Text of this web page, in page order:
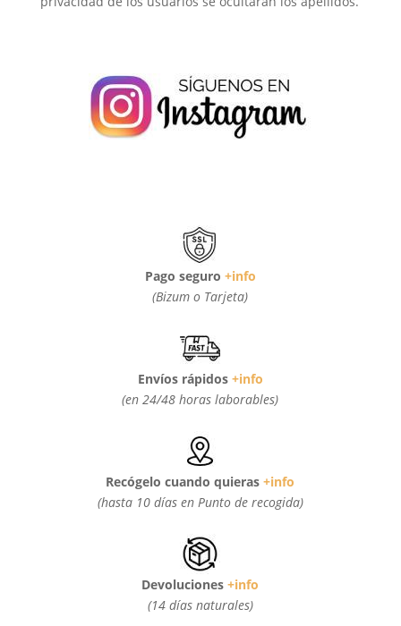
Pago seguro +info
(Bizum o Tarjeta)
Envíos rápidos +info
(en 24/48 horas laborables)
Recógelo cuando quieras+info
(hasta 10 días en Punto de recogida)
Devoluciones+info
(14 días naturales)